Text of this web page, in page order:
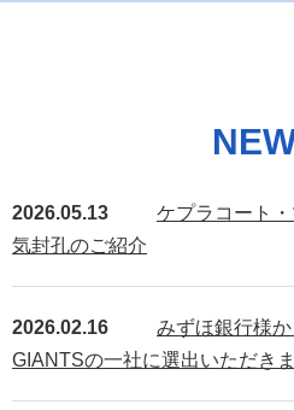
2026.05.13
ケプラコート
気封孔のご紹介
2026.02.16
みずほ銀行様
GIANTSの一社に選出いただきま